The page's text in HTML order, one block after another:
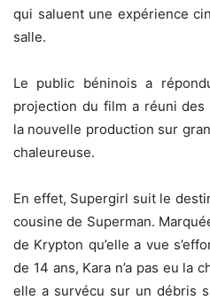
qui saluent une expérience
salle.
‎Le public béninois a
projection du film a réuni
la nouvelle production sur
chaleureuse.
En effet, Supergirl suit le
cousine de Superman.
de Krypton qu’elle a vue
de 14 ans, Kara n’a pas eu la
elle a survécu sur un débris